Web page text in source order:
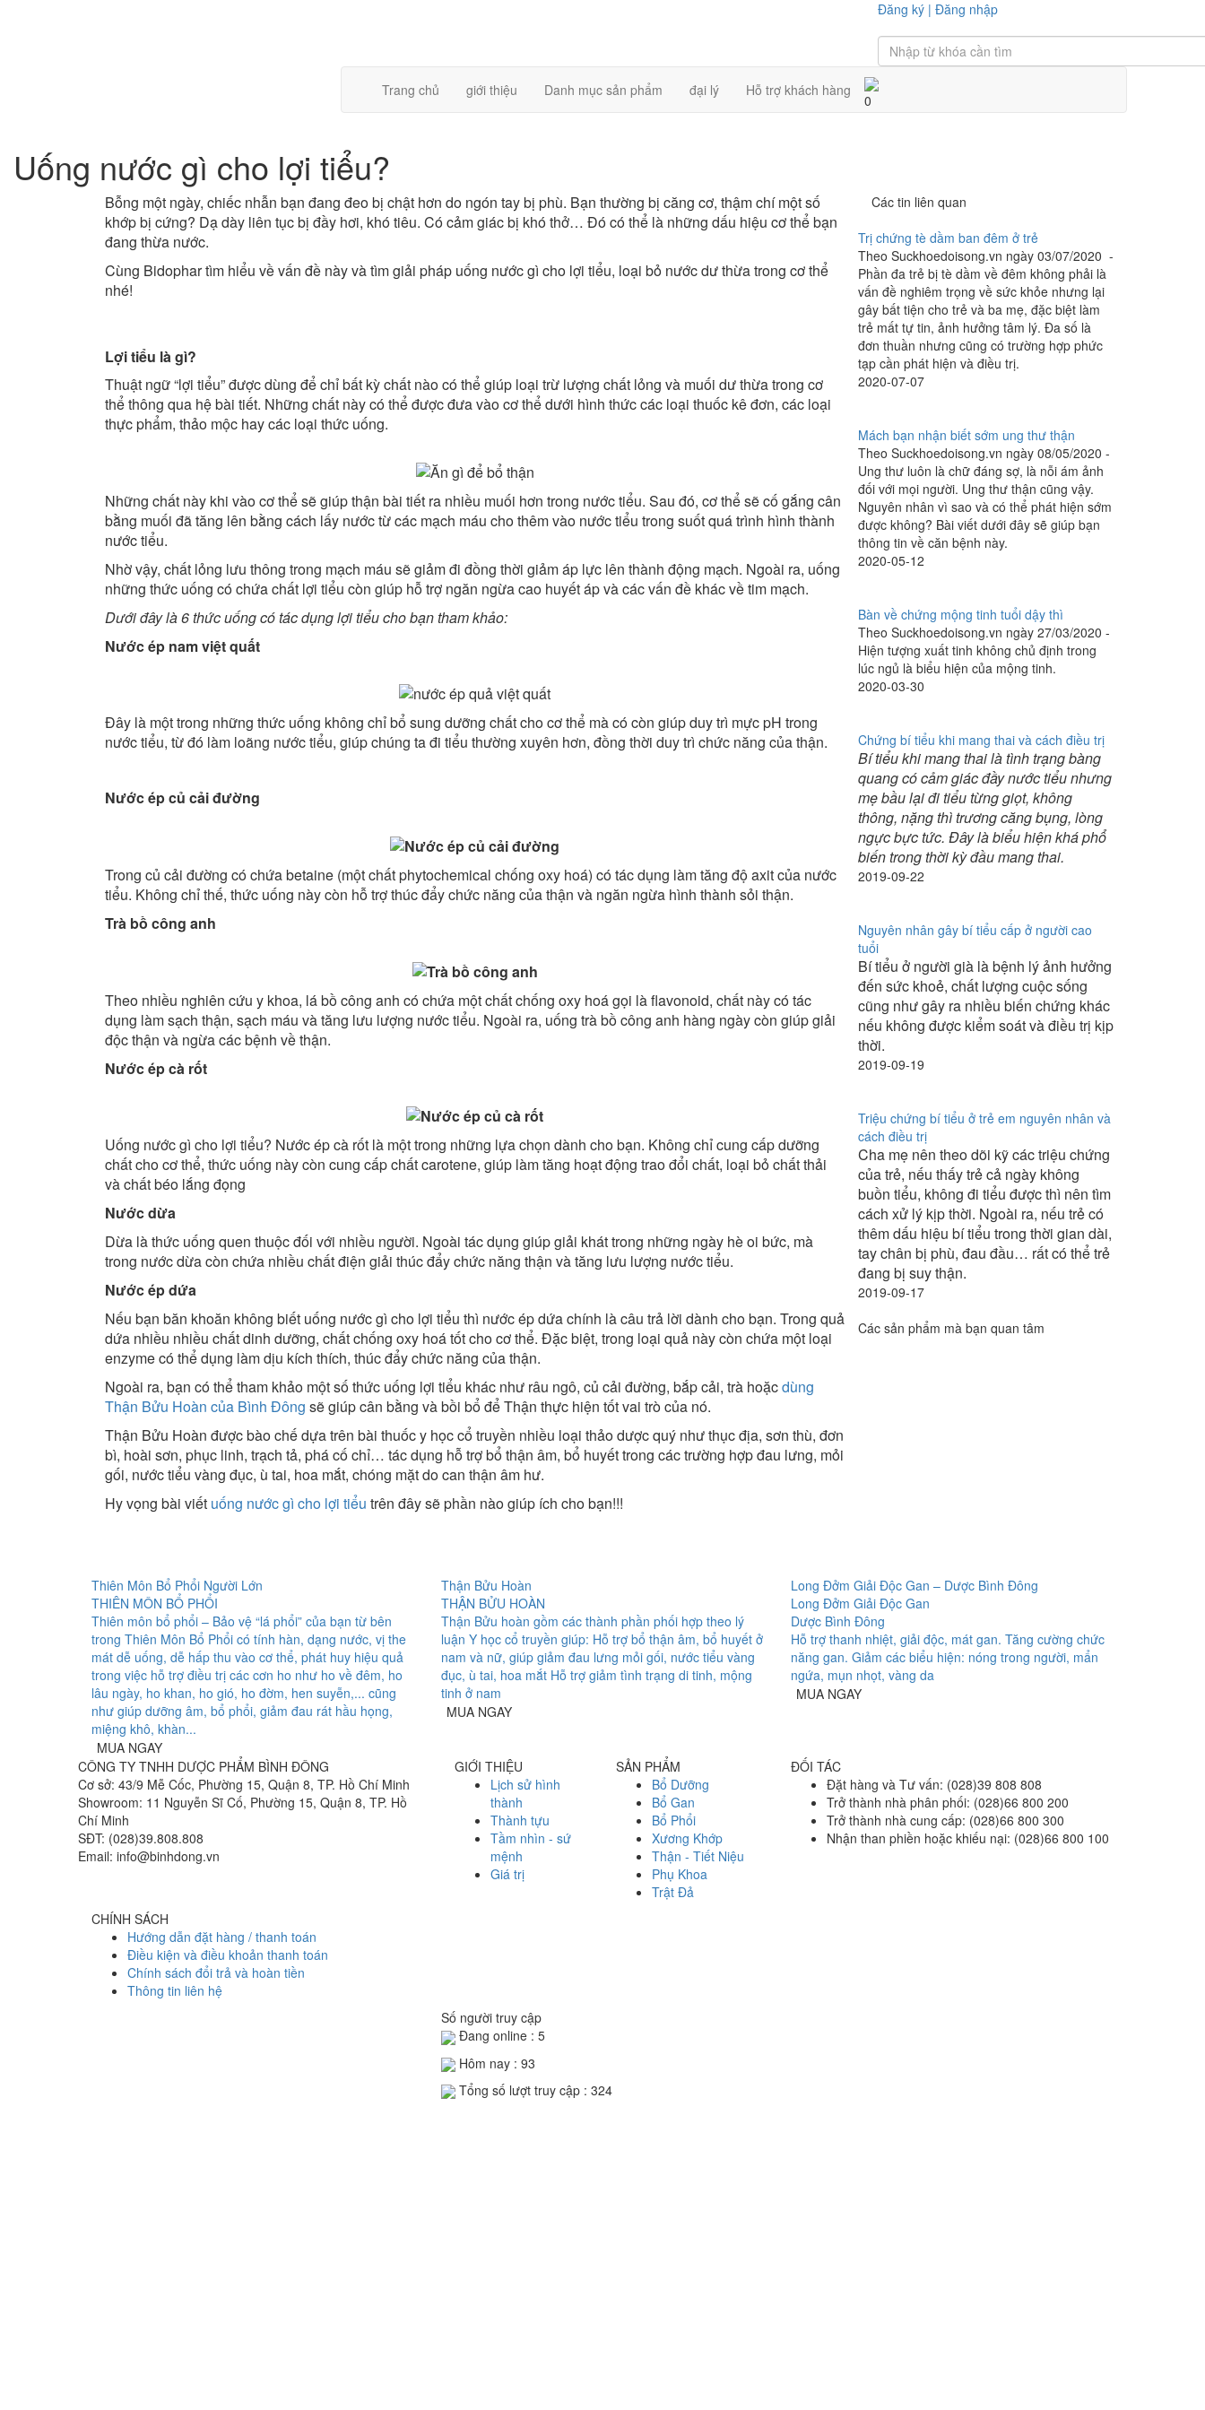
Đăng ký |Đăng nhập
Trang chủ giới thiệu Danh mục sản phẩm đại lý Hỗ trợ khách hàng
0
Uống nước gì cho lợi tiểu?
Bỗng một ngày, chiếc nhẫn bạn đang đeo bị chật hơn do ngón tay bị phù. Bạn thường bị căng cơ, thậm chí một số
khớp bị cứng? Dạ dày liên tục bị đầy hơi, khó tiêu. Có cảm giác bị khó thở… Đó có thể là những dấu hiệu cơ thể bạn
đang thừa nước.
Cùng Bidophar tìm hiểu về vấn đề này và tìm giải pháp uống nước gì cho lợi tiểu, loại bỏ nước dư thừa trong cơ thể
nhé!
Lợi tiểu là gì?
Thuật ngữ “lợi tiểu” được dùng để chỉ bất kỳ chất nào có thể giúp loại trừ lượng chất lỏng và muối dư thừa trong cơ
thể thông qua hệ bài tiết. Những chất này có thể được đưa vào cơ thể dưới hình thức các loại thuốc kê đơn, các loại
thực phẩm, thảo mộc hay các loại thức uống.
Những chất này khi vào cơ thể sẽ giúp thận bài tiết ra nhiều muối hơn trong nước tiểu. Sau đó, cơ thể sẽ cố gắng cân
bằng muối đã tăng lên bằng cách lấy nước từ các mạch máu cho thêm vào nước tiểu trong suốt quá trình hình thành
nước tiểu.
Nhờ vậy, chất lỏng lưu thông trong mạch máu sẽ giảm đi đồng thời giảm áp lực lên thành động mạch. Ngoài ra, uống
những thức uống có chứa chất lợi tiểu còn giúp hỗ trợ ngăn ngừa cao huyết áp và các vấn đề khác về tim mạch.
Dưới đây là 6 thức uống có tác dụng lợi tiểu cho bạn tham khảo:
Nước ép nam việt quất
Đây là một trong những thức uống không chỉ bổ sung dưỡng chất cho cơ thể mà có còn giúp duy trì mực pH trong
nước tiểu, từ đó làm loãng nước tiểu, giúp chúng ta đi tiểu thường xuyên hơn, đồng thời duy trì chức năng của thận.
Nước ép củ cải đường
Trong củ cải đường có chứa betaine (một chất phytochemical chống oxy hoá) có tác dụng làm tăng độ axit của nước
tiểu. Không chỉ thế, thức uống này còn hỗ trợ thúc đẩy chức năng của thận và ngăn ngừa hình thành sỏi thận.
Trà bồ công anh
Theo nhiều nghiên cứu y khoa, lá bồ công anh có chứa một chất chống oxy hoá gọi là flavonoid, chất này có tác
dụng làm sạch thận, sạch máu và tăng lưu lượng nước tiểu. Ngoài ra, uống trà bồ công anh hàng ngày còn giúp giải
độc thận và ngừa các bệnh về thận.
Nước ép cà rốt
Uống nước gì cho lợi tiểu? Nước ép cà rốt là một trong những lựa chọn dành cho bạn. Không chỉ cung cấp dưỡng
chất cho cơ thể, thức uống này còn cung cấp chất carotene, giúp làm tăng hoạt động trao đổi chất, loại bỏ chất thải
và chất béo lắng đọng
Nước dừa
Dừa là thức uống quen thuộc đối với nhiều người. Ngoài tác dụng giúp giải khát trong những ngày hè oi bức, mà
trong nước dừa còn chứa nhiều chất điện giải thúc đẩy chức năng thận và tăng lưu lượng nước tiểu.
Nước ép dứa
Nếu bạn băn khoăn không biết uống nước gì cho lợi tiểu thì nước ép dứa chính là câu trả lời dành cho bạn. Trong quả
dứa nhiều nhiều chất dinh dưỡng, chất chống oxy hoá tốt cho cơ thể. Đặc biệt, trong loại quả này còn chứa một loại
enzyme có thể dụng làm dịu kích thích, thúc đẩy chức năng của thận.
Ngoài ra, bạn có thể tham khảo một số thức uống lợi tiểu khác như râu ngô, củ cải đường, bắp cải, trà hoặcdùng
Thận Bửu Hoàn của Bình Đông sẽ giúp cân bằng và bồi bổ để Thận thực hiện tốt vai trò của nó.
Thận Bửu Hoàn được bào chế dựa trên bài thuốc y học cổ truyền nhiều loại thảo dược quý như thục địa, sơn thù, đơn
bì, hoài sơn, phục linh, trạch tả, phá cố chỉ… tác dụng hỗ trợ bổ thận âm, bổ huyết trong các trường hợp đau lưng, mỏi
gối, nước tiểu vàng đục, ù tai, hoa mắt, chóng mặt do can thận âm hư.
Hy vọng bài viết uống nước gì cho lợi tiểu trên đây sẽ phần nào giúp ích cho bạn!!!
Các tin liên quan
Trị chứng tè dầm ban đêm ở trẻ
Theo Suckhoedoisong.vn ngày 03/07/2020 -
Phần đa trẻ bị tè dầm về đêm không phải là
vấn đề nghiêm trọng về sức khỏe nhưng lại
gây bất tiện cho trẻ và ba mẹ, đặc biệt làm
trẻ mất tự tin, ảnh hưởng tâm lý. Đa số là
đơn thuần nhưng cũng có trường hợp phức
tạp cần phát hiện và điều trị.
2020-07-07
Mách bạn nhận biết sớm ung thư thận
Theo Suckhoedoisong.vn ngày 08/05/2020 -
Ung thư luôn là chữ đáng sợ, là nỗi ám ảnh
đối với mọi người. Ung thư thận cũng vậy.
Nguyên nhân vì sao và có thể phát hiện sớm
được không? Bài viết dưới đây sẽ giúp bạn
thông tin về căn bệnh này.
2020-05-12
Bàn về chứng mộng tinh tuổi dậy thì
Theo Suckhoedoisong.vn ngày 27/03/2020 -
Hiện tượng xuất tinh không chủ định trong
lúc ngủ là biểu hiện của mộng tinh.
2020-03-30
Chứng bí tiểu khi mang thai và cách điều trị
Bí tiểu khi mang thai là tình trạng bàng
quang có cảm giác đầy nước tiểu nhưng
mẹ bầu lại đi tiểu từng giọt, không
thông, nặng thì trương căng bụng, lòng
ngực bực tức. Đây là biểu hiện khá phổ
biến trong thời kỳ đầu mang thai.
2019-09-22
Nguyên nhân gây bí tiểu cấp ở người cao
tuổi
Bí tiểu ở người già là bệnh lý ảnh hưởng
đến sức khoẻ, chất lượng cuộc sống
cũng như gây ra nhiều biến chứng khác
nếu không được kiểm soát và điều trị kịp
thời.
2019-09-19
Triệu chứng bí tiểu ở trẻ em nguyên nhân và
cách điều trị
Cha mẹ nên theo dõi kỹ các triệu chứng
của trẻ, nếu thấy trẻ cả ngày không
buồn tiểu, không đi tiểu được thì nên tìm
cách xử lý kịp thời. Ngoài ra, nếu trẻ có
thêm dấu hiệu bí tiểu trong thời gian dài,
tay chân bị phù, đau đầu… rất có thể trẻ
đang bị suy thận.
2019-09-17
Các sản phẩm mà bạn quan tâm
Thiên Môn Bổ Phổi Người Lớn
THIÊN MÔN BỔ PHỔI
Thiên môn bổ phổi – Bảo vệ “lá phổi” của bạn từ bên
trong Thiên Môn Bổ Phổi có tính hàn, dạng nước, vị the
mát dễ uống, dễ hấp thu vào cơ thể, phát huy hiệu quả
trong việc hỗ trợ điều trị các cơn ho như ho về đêm, ho
lâu ngày, ho khan, ho gió, ho đờm, hen suyễn,... cũng
như giúp dưỡng âm, bổ phổi, giảm đau rát hầu họng,
miệng khô, khàn...
MUA NGAY
Thận Bửu Hoàn
THẬN BỬU HOÀN
Thận Bửu hoàn gồm các thành phần phối hợp theo lý
luận Y học cổ truyền giúp: Hỗ trợ bổ thận âm, bổ huyết ở
nam và nữ, giúp giảm đau lưng mỏi gối, nước tiểu vàng
đục, ù tai, hoa mắt Hỗ trợ giảm tình trạng di tinh, mộng
tinh ở nam
MUA NGAY
Long Đởm Giải Độc Gan – Dược Bình Đông
Long Đởm Giải Độc Gan
Dược Bình Đông
Hỗ trợ thanh nhiệt, giải độc, mát gan. Tăng cường chức
năng gan. Giảm các biểu hiện: nóng trong người, mẩn
ngứa, mụn nhọt, vàng da
MUA NGAY
CÔNG TY TNHH DƯỢC PHẨM BÌNH ĐÔNG
Cơ sở: 43/9 Mễ Cốc, Phường 15, Quận 8, TP. Hồ Chí Minh
Showroom: 11 Nguyễn Sĩ Cố, Phường 15, Quận 8, TP. Hồ
Chí Minh
SĐT: (028)39.808.808
Email: info@binhdong.vn
GIỚI THIỆU
Lịch sử hình
thành
Thành tựu
Tầm nhìn - sứ
mệnh
Giá trị
SẢN PHẨM
Bổ Dưỡng
Bổ Gan
Bổ Phổi
Xương Khớp
Thận - Tiết Niệu
Phụ Khoa
Trật Đả
ĐỐI TÁC
Đặt hàng và Tư vấn: (028)39 808 808
Trở thành nhà phân phối: (028)66 800 200
Trở thành nhà cung cấp: (028)66 800 300
Nhận than phiền hoặc khiếu nại: (028)66 800 100
CHÍNH SÁCH
Hướng dẫn đặt hàng / thanh toán
Điều kiện và điều khoản thanh toán
Chính sách đổi trả và hoàn tiền
Thông tin liên hệ
Số người truy cập
Đang online : 5
Hôm nay : 93
Tổng số lượt truy cập : 324